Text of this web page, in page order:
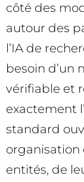
côté des
autour des
l’IA de
besoin d’un
vérifiable et
exactement
standard
organisation
entités, de